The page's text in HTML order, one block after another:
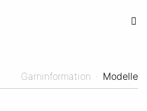
Garninformation · Modelle